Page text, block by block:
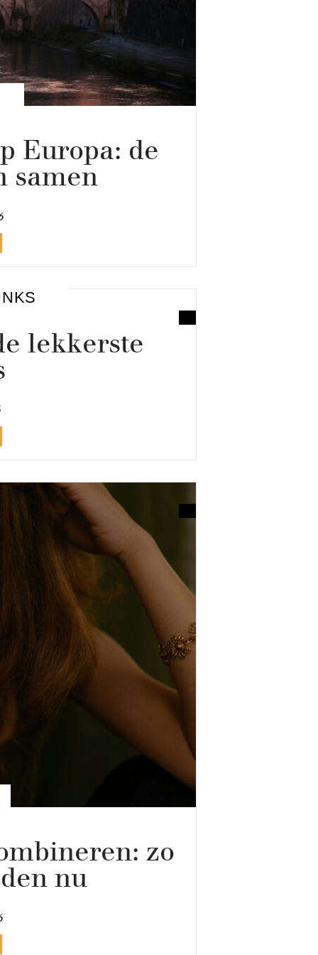
Europa: de
samen
lekkerste
zo
nu